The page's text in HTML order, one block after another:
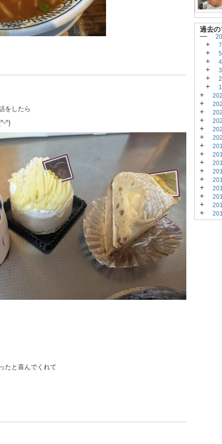
をしたら
^)
たと喜んでくれて
過去
—
+
+
+
+
+
+
+
+
+
+
+
+
+
+
+
+
+
+
+
+
+